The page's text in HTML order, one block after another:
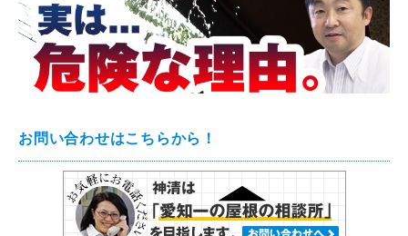
お問い合わせはこちらから！